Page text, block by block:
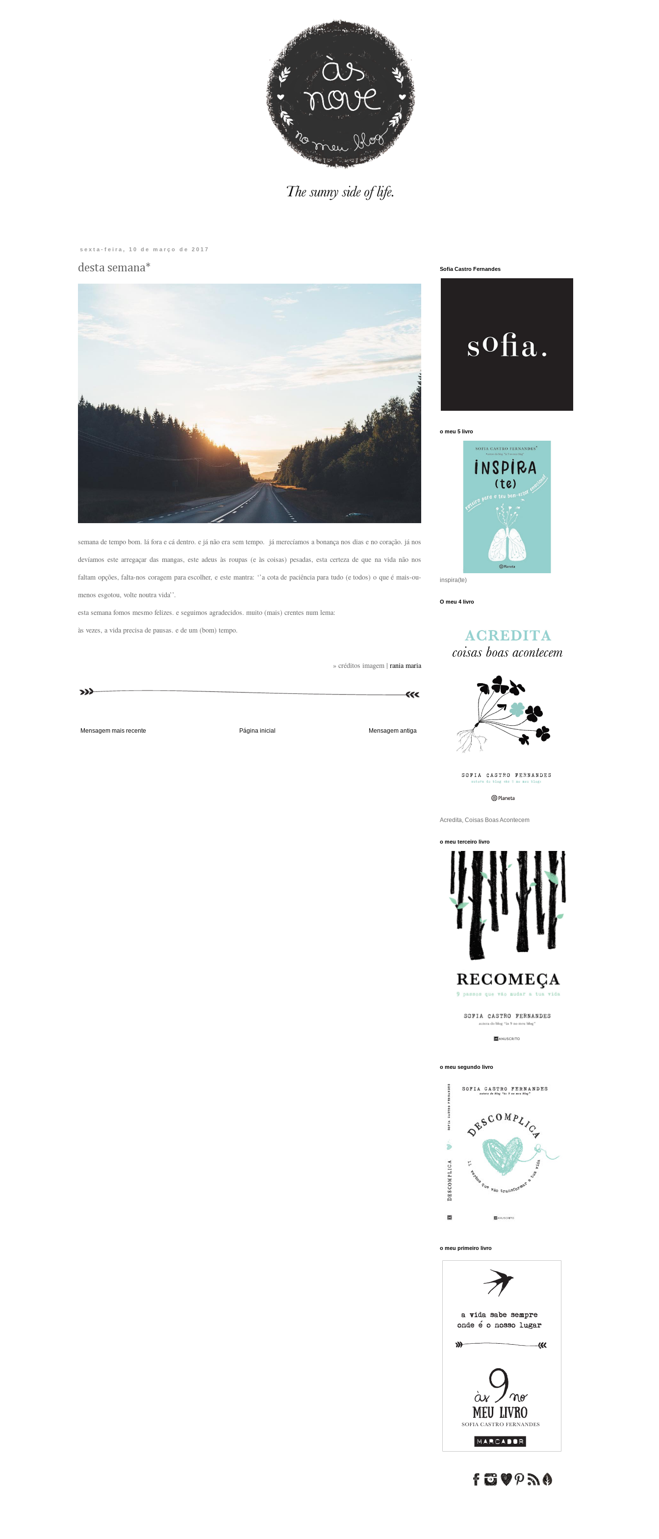
sexta-feira, 10 de março de 2017
desta semana*
semana de tempo bom. lá fora e cá dentro. e já não era sem tempo. já merecíamos a bonança nos dias e no coração. já nos
devíamos este arregaçar das mangas, este adeus às roupas (e às coisas) pesadas,esta certeza de quena vida não nos
faltam opções, falta-nos coragem para escolher, e estemantra: ‘’a cota de paciência para tudo (e todos) o que é mais-ou-
menos esgotou, volte noutra vida’’.
esta semana fomos mesmo felizes. e seguimos agradecidos. muito (mais) crentes num lema:
às vezes, a vida precisa de pausas. e de um (bom) tempo.
» créditos imagem | rania maria
Mensagem mais recente Mensagem antiga
Página inicial
Sofia Castro Fernandes
o meu 5 livro
inspira(te)
O meu 4 livro
Acredita, Coisas Boas Acontecem
o meu terceiro livro
o meu segundo livro
o meu primeiro livro